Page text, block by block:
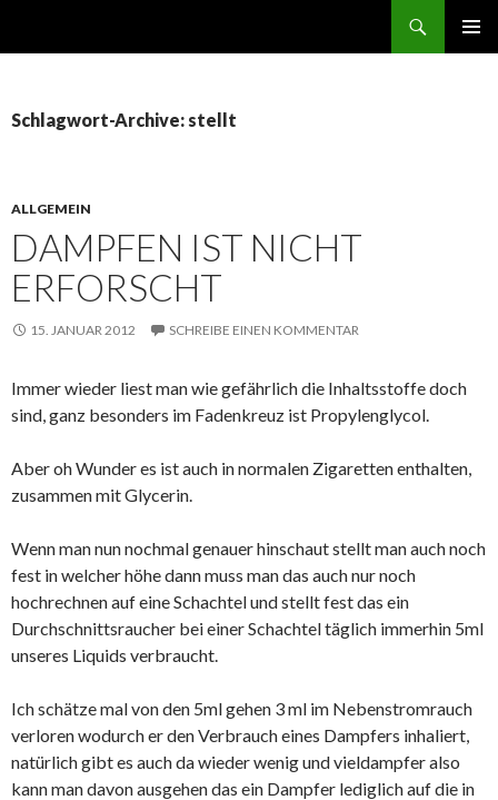
Schlagwort-Archive: stellt
ALLGEMEIN
DAMPFEN IST NICHT
ERFORSCHT
15. JANUAR 2012 SCHREIBE EINEN KOMMENTAR
Immer wieder liest man wie gefährlich die Inhaltsstoffe doch
sind, ganz besonders im Fadenkreuz ist Propylenglycol.
Aber oh Wunder es ist auch in normalen Zigaretten enthalten,
zusammen mit Glycerin.
Wenn man nun nochmal genauer hinschaut stellt man auch noch
fest in welcher höhe dann muss man das auch nur noch
hochrechnen auf eine Schachtel und stellt fest das ein
Durchschnittsraucher bei einer Schachtel täglich immerhin 5ml
unseres Liquids verbraucht.
Ich schätze mal von den 5ml gehen 3 ml im Nebenstromrauch
verloren wodurch er den Verbrauch eines Dampfers inhaliert,
natürlich gibt es auch da wieder wenig und vieldampfer also
kann man davon ausgehen das ein Dampfer lediglich auf die in